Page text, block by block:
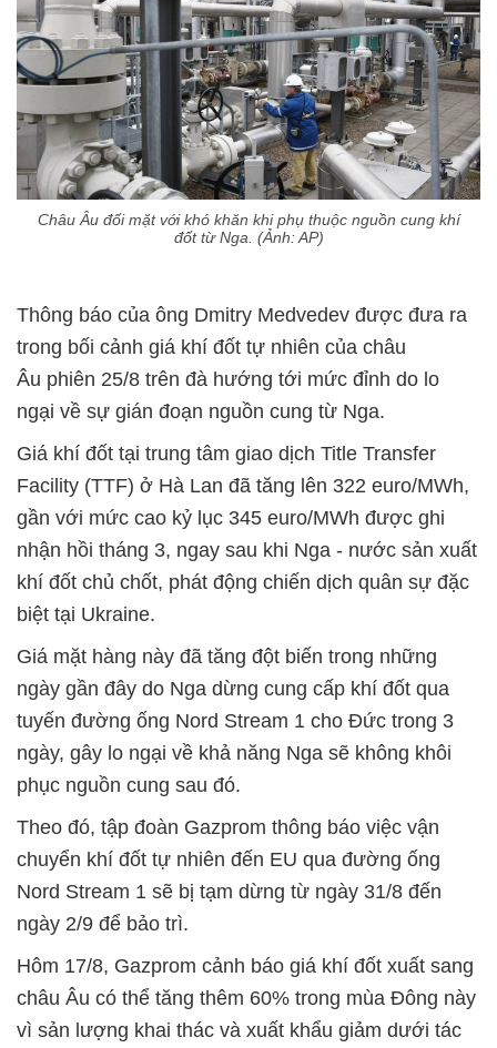
Châu Âu đối mặt với khó khăn khi phụ thuộc nguồn cung khí
đốt từ Nga. (Ảnh: AP)
Thông báo của ông Dmitry Medvedev được đưa ra
trong bối cảnh giá khí đốt tự nhiên của châu
Âu phiên 25/8 trên đà hướng tới mức đỉnh do lo
ngại về sự gián đoạn nguồn cung từ Nga.
Giá khí đốt tại trung tâm giao dịch Title Transfer
Facility (TTF) ở Hà Lan đã tăng lên 322 euro/MWh,
gần với mức cao kỷ lục 345 euro/MWh được ghi
nhận hồi tháng 3, ngay sau khi Nga - nước sản xuất
khí đốt chủ chốt, phát động chiến dịch quân sự đặc
biệt tại Ukraine.
Giá mặt hàng này đã tăng đột biến trong những
ngày gần đây do Nga dừng cung cấp khí đốt qua
tuyến đường ống Nord Stream 1 cho Đức trong 3
ngày, gây lo ngại về khả năng Nga sẽ không khôi
phục nguồn cung sau đó.
Theo đó, tập đoàn Gazprom thông báo việc vận
chuyển khí đốt tự nhiên đến EU qua đường ống
Nord Stream 1 sẽ bị tạm dừng từ ngày 31/8 đến
ngày 2/9 để bảo trì.
Hôm 17/8, Gazprom cảnh báo giá khí đốt xuất sang
châu Âu có thể tăng thêm 60% trong mùa Đông này
vì sản lượng khai thác và xuất khẩu giảm dưới tác